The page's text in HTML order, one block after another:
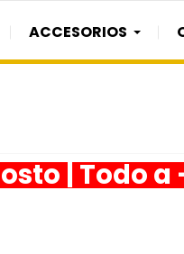
ACCESORIOS
| Todo